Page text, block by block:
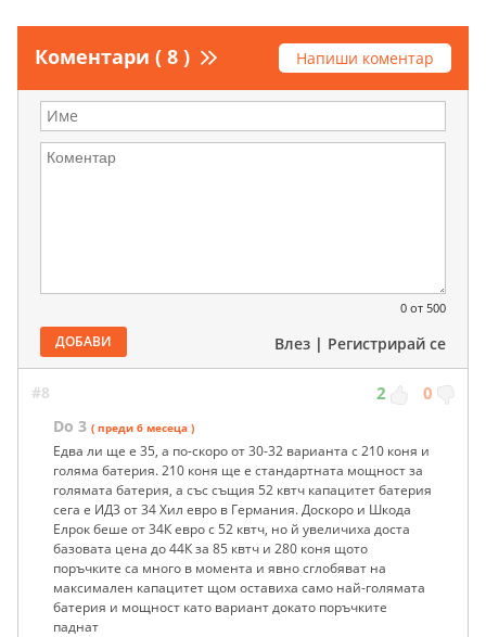
Коментари ( 8 ) Напиши коментар
0 от 500
ДОБАВИ Влез | Регистрирай се
#8 2 0
Do 3 ( преди 6 месеца )
Едва ли ще е 35, а по-скоро от 30-32 варианта с 210 коня и
голяма батерия. 210 коня ще е стандартната мощност за
голямата батерия, а със същия 52 квтч капацитет батерия
сега е ИД3 от 34 Хил евро в Германия. Доскоро и Шкода
Елрок беше от 34К евро с 52 квтч, но й увеличиха доста
базовата цена до 44К за 85 квтч и 280 коня щото
поръчките са много в момента и явно сглобяват на
максимален капацитет щом оставиха само най-голямата
батерия и мощност като вариант докато поръчките
паднат